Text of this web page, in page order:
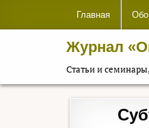
Главная
Журнал
Статьи и